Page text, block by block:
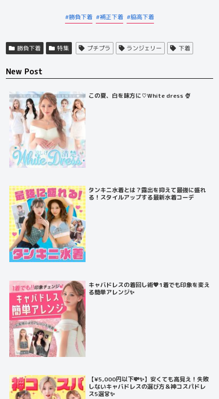
勝負下着 補正下着 脇高下着
勝負下着 特集 プチプラ ランジェリー 下着
New Post
この夏、白を味方に♡White dress 🍨
タンキニ水着とは？露出を抑えて最強に盛れ
る！スタイルアップする最新水着コーデ
キャバドレスの着回し術💖1着でも印象を変え
る簡単アレンジ✨
【¥5,000円以下💸✨】安くても高見え！失敗
しないキャバドレスの選び方＆神コスパドレ
ス5選👗✨